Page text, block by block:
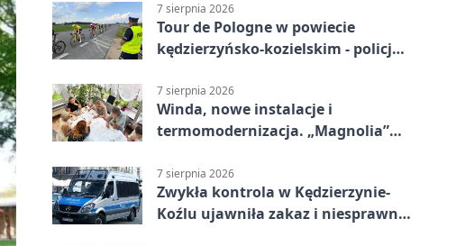
7 sierpnia 2026
Tour de Pologne w powiecie
kędzierzyńsko-kozielskim - policja
7 sierpnia 2026
Winda, nowe instalacje i
termomodernizacja. „Magnolia”
7 sierpnia 2026
Zwykła kontrola w Kędzierzynie-
Koźlu ujawniła zakaz i niesprawne